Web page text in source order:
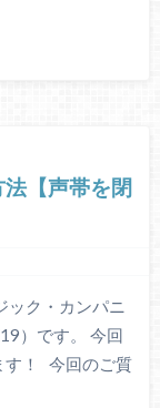
法【声帯を閉
ック・カンパニ
）です。 今回
す！ 今回のご質